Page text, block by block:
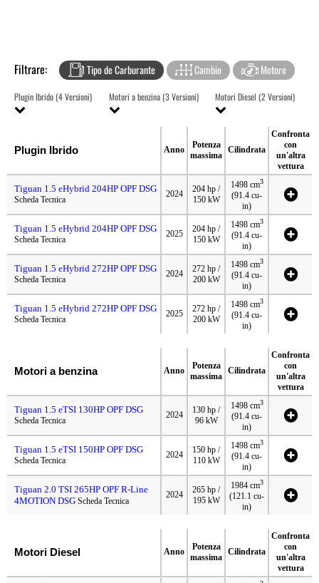
Filtrare: Tipo de Carburante Cambio Motore
Plugin Ibrido (4 Versioni) Motori a benzina (3 Versioni) Motori Diesel (2 Versioni)
Plugin Ibrido Anno
Potenza
massima
Cilindrata
Confronta
con
un'altra
vettura
Tiguan 1.5 eHybrid 204HP OPF DSG
Scheda Tecnica
2024
204 hp /
150 kW
1498 cm3
(91.4 cu-
in)
Tiguan 1.5 eHybrid 204HP OPF DSG
Scheda Tecnica
2025
204 hp /
150 kW
1498 cm3
(91.4 cu-
in)
Tiguan 1.5 eHybrid 272HP OPF DSG
Scheda Tecnica
2024
272 hp /
200 kW
1498 cm3
(91.4 cu-
in)
Tiguan 1.5 eHybrid 272HP OPF DSG
Scheda Tecnica
2025
272 hp /
200 kW
1498 cm3
(91.4 cu-
in)
Motori a benzina Anno
Potenza
massima
Cilindrata
Confronta
con
un'altra
vettura
Tiguan 1.5 eTSI 130HP OPF DSG
Scheda Tecnica
2024
130 hp /
96 kW
1498 cm3
(91.4 cu-
in)
Tiguan 1.5 eTSI 150HP OPF DSG
Scheda Tecnica
2024
150 hp /
110 kW
1498 cm3
(91.4 cu-
in)
Tiguan 2.0 TSI 265HP OPF R-Line
4MOTION DSG Scheda Tecnica
2024
265 hp /
195 kW
1984 cm3
(121.1 cu-
in)
Motori Diesel Anno
Potenza
massima
Cilindrata
Confronta
con
un'altra
vettura